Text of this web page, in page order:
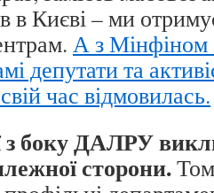
в Києві – ми
А з Мінфіном
депутати та
час відмовилась.
з боку ДАЛРУ
сторони.